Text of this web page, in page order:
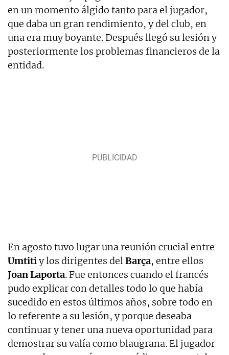
en un momento álgido tanto para el jugador,
que daba un gran rendimiento, y del club, en
una era muy boyante. Después llegó su lesión y
posteriormente los problemas financieros de la
entidad.
En agosto tuvo lugar una reunión crucial entre
Umtitiy los dirigentes delBarça, entre ellos
JoanLaporta. Fue entonces cuando el francés
pudo explicar con detalles todo lo que había
sucedido en estos últimos años, sobre todo en
lo referente a su lesión, y porque deseaba
continuar y tener una nueva oportunidad para
demostrar su valía como blaugrana. El jugador